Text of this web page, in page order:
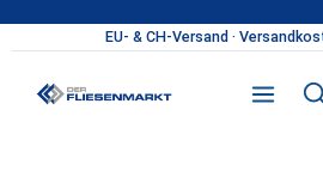
Zum Hauptinhalt springen